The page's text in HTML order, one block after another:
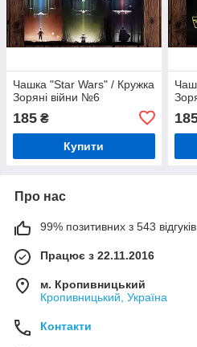
Чашка "Star Wars" / Кружка
Зоряні війни №6
185 ₴
Купити
Про нас
99% позитивних з 543 відгуків
Працює з 22.11.2016
м. Кропивницький
Кропивницький, Україна
Контакти